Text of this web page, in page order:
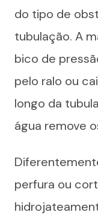
do tipo de
tubulação. A
bico de
pelo ralo ou
longo da
água remove
perfura ou